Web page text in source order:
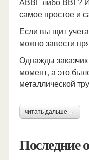
самое простое и
Если вы щит
можно завести
Однажды
момент, а это
металлической
читать дальше →
Последние